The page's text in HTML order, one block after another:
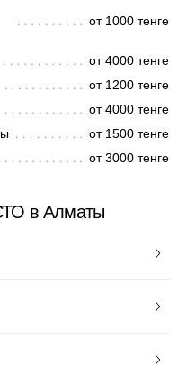
от 1000 тенге
от 4000 тенге
от 1200 тенге
от 4000 тенге
от 1500 тенге
от 3000 тенге
в Алматы